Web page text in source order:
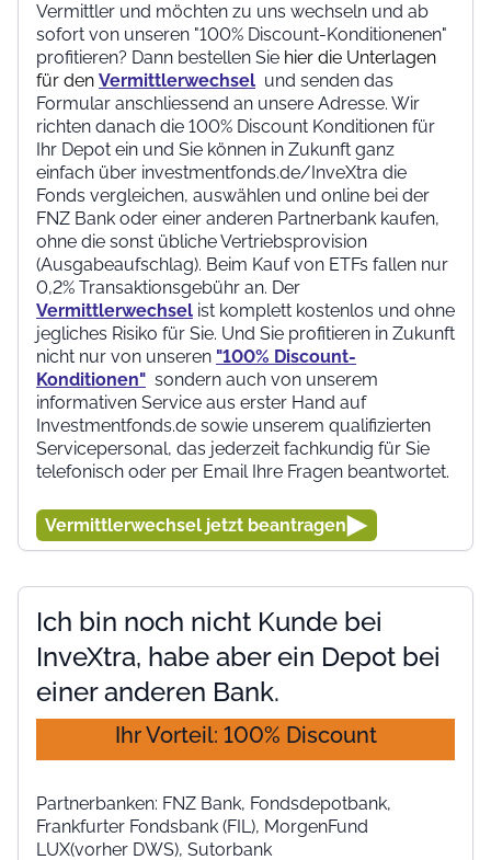
Vermittler und möchten zu uns wechseln und ab
sofort von unseren "100% Discount-Konditionenen"
profitieren? Dann bestellen Sie hier die Unterlagen
für den Vermittlerwechsel und senden das
Formular anschliessend an unsere Adresse. Wir
richten danach die 100% Discount Konditionen für
Ihr Depot ein und Sie können in Zukunft ganz
einfach über investmentfonds.de/InveXtra die
Fonds vergleichen, auswählen und online bei der
FNZ Bank oder einer anderen Partnerbank kaufen,
ohne die sonst übliche Vertriebsprovision
(Ausgabeaufschlag). Beim Kauf von ETFs fallen nur
0,2% Transaktionsgebühr an. Der
Vermittlerwechsel ist komplett kostenlos und ohne
jegliches Risiko für Sie. Und Sie profitieren in Zukunft
nicht nur von unseren "100% Discount-
Konditionen" sondern auch von unserem
informativen Service aus erster Hand auf
Investmentfonds.de sowie unserem qualifizierten
Servicepersonal, das jederzeit fachkundig für Sie
telefonisch oder per Email Ihre Fragen beantwortet.
Vermittlerwechsel jetzt beantragen
Ich bin noch nicht Kunde bei
InveXtra, habe aber ein Depot bei
einer anderen Bank.
Ihr Vorteil: 100% Discount
Partnerbanken: FNZ Bank, Fondsdepotbank,
Frankfurter Fondsbank (FIL), MorgenFund
LUX(vorher DWS), Sutorbank